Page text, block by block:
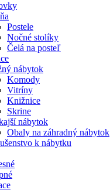
Postele
Nočné stolíky
Čelá na posteľ
nábytok
Komody
Vitríny
Knižnice
Skrine
nábytok
Obaly na záhradný nábytok
k nábytku